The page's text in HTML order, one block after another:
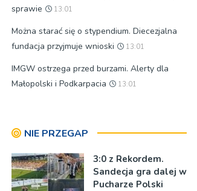
sprawie
13:01
Można starać się o stypendium. Diecezjalna
fundacja przyjmuje wnioski
13:01
IMGW ostrzega przed burzami. Alerty dla
Małopolski i Podkarpacia
13:01
NIE PRZEGAP
3:0 z Rekordem.
Sandecja gra dalej w
Pucharze Polski